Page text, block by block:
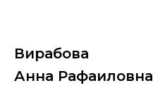
Вирабова
Анна Рафаиловна